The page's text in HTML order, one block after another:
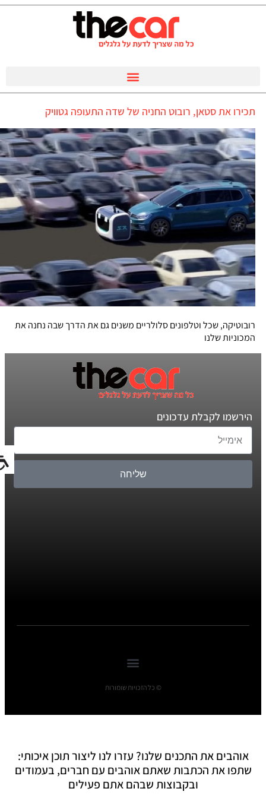
תכירו את סטאן, רובוט החניה של שדה התעופה גטוויק
רובוטיקה, שכל וטלפונים סלולריים משנים גם את הדרך שבה נחנה את
המכוניות שלנו
הירשמו לקבלת עדכונים
שליחה
© כל הזכויות שומורות
אוהבים את התכנים שלנו? עזרו לנו ליצור תוכן איכותי:
שתפו את הכתבות שאתם אוהבים עם חברים, בעמודים
ובקבוצות שבהם אתם פעילים